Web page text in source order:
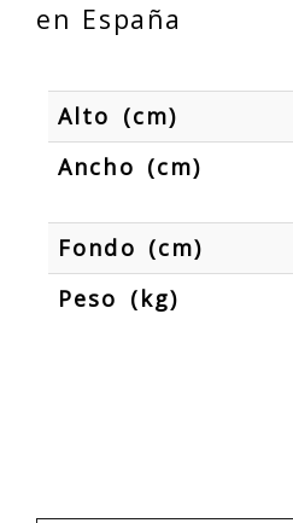
en España
Alto (cm)
Ancho (cm)
Fondo (cm)
Peso (kg)